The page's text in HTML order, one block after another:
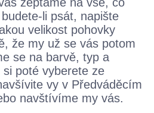
zeptáme na vše, co
li psát, napište
velikost pohovky
že my už se vás potom
se na barvě, typ a
si poté vyberete ze
vy v Předváděcím
navštívíme my vás.